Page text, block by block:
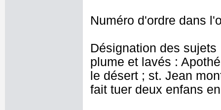
Numéro d'ordre dans
Désignation des
plume et lavés :
le désert ; st. Jean
fait tuer deux enfans